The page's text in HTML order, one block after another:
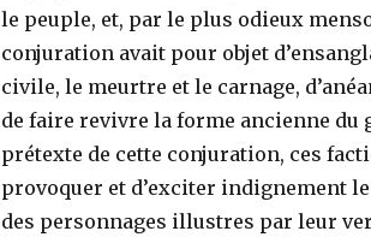
le peuple, et, par le plus odieux
conjuration avait pour objet
civile, le meurtre et le carnage,
de faire revivre la forme ancienne du
prétexte de cette conjuration, ces
provoquer et d’exciter indignement
des personnages illustres par leur